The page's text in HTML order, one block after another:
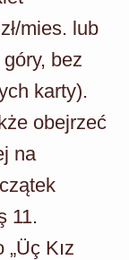
mies. lub
bez
karty).
obejrzeć
na
11.
Kız